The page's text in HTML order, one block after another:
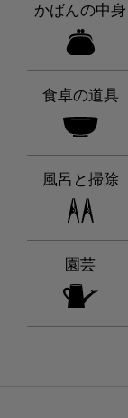
かばんの中身
食卓の道具
風呂と掃除
園芸